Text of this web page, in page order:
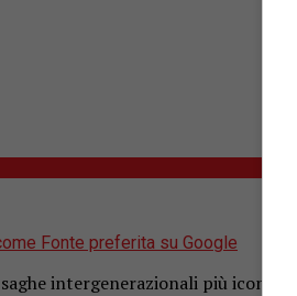
Fonte preferita su Google
saghe intergenerazionali più